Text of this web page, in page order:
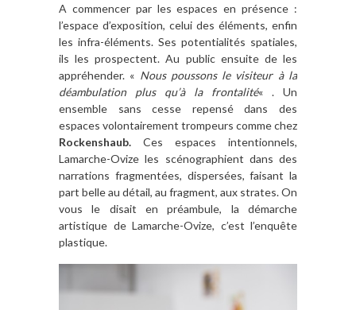
A commencer par les espaces en présence :
l’espace d’exposition, celui des éléments, enfin
les infra-éléments. Ses potentialités spatiales,
ils les prospectent. Au public ensuite de les
appréhender. « Nous poussons le visiteur à la
déambulation plus qu’à la frontalité« . Un
ensemble sans cesse repensé dans des
espaces volontairement trompeurs comme chez
Rockenshaub. Ces espaces intentionnels,
Lamarche-Ovize les scénographient dans des
narrations fragmentées, dispersées, faisant la
part belle au détail, au fragment, aux strates. On
vous le disait en préambule, la démarche
artistique de Lamarche-Ovize, c’est l’enquête
plastique.